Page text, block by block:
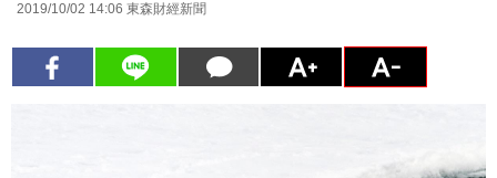
2019/10/02 14:06 東森財經新聞